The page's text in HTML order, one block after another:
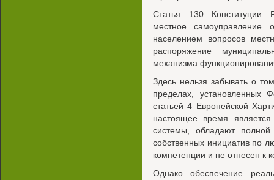
Статья 130 Конституции
местное самоуправление
населением вопросов
распоряжение
механизма
Здесь нельзя забывать о
пределах, установленных
статьей 4 Европейской
настоящее время является
системы, обладают
собственных инициатив по
компетенции и не отнесен к
Однако обеспечение